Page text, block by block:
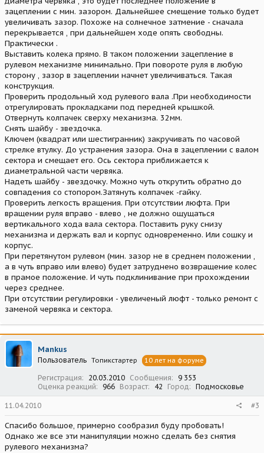
зацеплении с мин. зазором. Дальнейшее смещение только будет
увеличивать зазор. Похоже на солнечное затмение - сначала
перекрывается , при дальнейшем ходе опять свободны.
Практически .
Выставить колека прямо. В таком положении зацепление в
рулевом механизме минимально. При повороте руля в любую
сторону , зазор в зацеплении начнет увеличиваться. Такая
конструкция.
Проверить продольный ход рулевого вала .При необходимости
отрегулировать прокладками под передней крышкой.
Отвернуть колпачек сверху механизма. 32мм.
Снять шайбу - звездочка.
Ключем (квадрат или шестигранник) закручивать по часовой
стрелке втулку. До устранения зазора. Она в зацеплении с валом
сектора и смещает его. Ось сектора приближается к
диаметральной части червяка.
Надеть шайбу - звездочку. Можно чуть открутить обратно до
совпадения со стопором.Затянуть колпачек -гайку.
Проверить легкость вращения. При отсутствии люфта. При
вращении руля вправо - влево , не должно ощущаться
вертикального хода вала сектора. Поставить руку снизу
механизма и держать вал и корпус одновременно. Или сошку и
корпус.
При перетянутом рулевом (мин. зазор не в среднем положении ,
а в чуть вправо или влево) будет затруднено возвращение колес
в прамое положение. И чуть подклинивание при прохождении
через среднее.
При отсутствии регулировки - увеличеный люфт - только ремонт с
заменой червяка и сектора.
Mankus
Пользователь Топикстартер 10 лет на форуме
Регистрация 20.03.2010 Сообщения
9 353
Оценка реакций
966 Возраст 42 Город Подмосковье
11.04.2010 #3
Спасибо большое, примерно сообразил буду пробовать!
Однако же все эти манипуляции можно сделать без снятия
рулевого механизма?